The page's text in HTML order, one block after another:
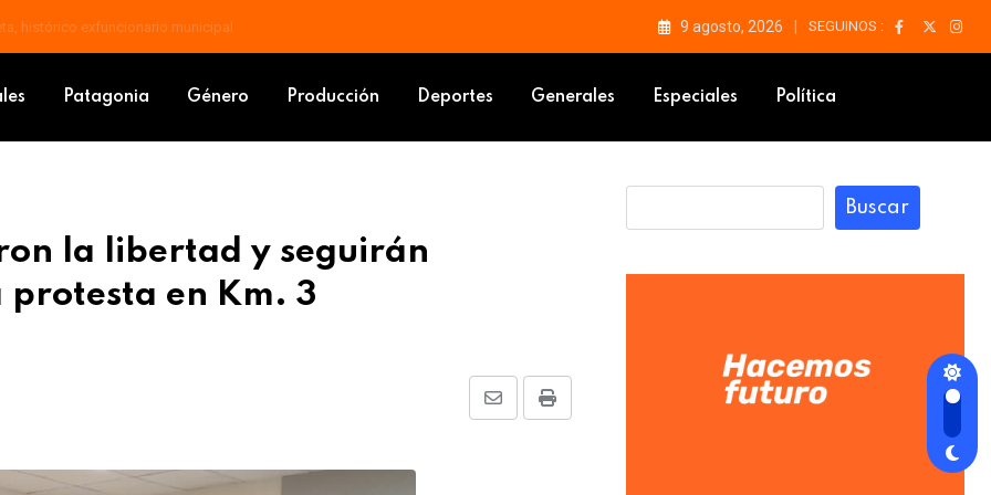
histórico exfuncionario municipal 9 agosto, 2026 SEGUINOS :
Patagonia Género Producción Deportes Generales Especiales Política
la libertad y seguirán
protesta en Km. 3
Print
Share
Buscar